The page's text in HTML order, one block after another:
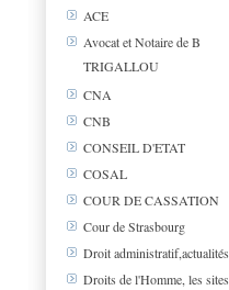
ACE
Avocat et Notaire de B
TRIGALLOU
CNA
CNB
CONSEIL D'ETAT
COSAL
COUR DE CASSATION
Cour de Strasbourg
Droit administratif,actualités
Droits de l'Homme, les sites